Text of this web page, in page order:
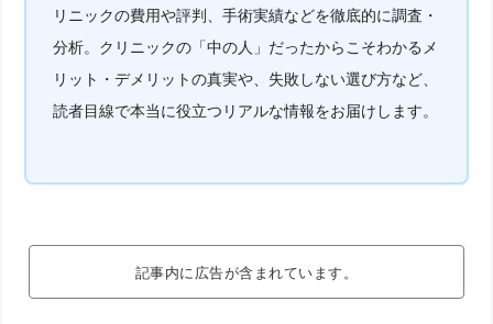
リニックの費用や評判、手術実績などを徹底的に調査・
分析。クリニックの「中の人」だったからこそわかるメ
リット・デメリットの真実や、失敗しない選び方など、
読者目線で本当に役立つリアルな情報をお届けします。
記事内に広告が含まれています。